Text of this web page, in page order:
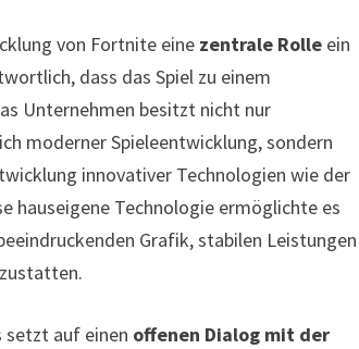
von Fortnite eine zentrale Rolle ein
dass das Spiel zu einem
Unternehmen besitzt nicht nur
moderner Spieleentwicklung, sondern
innovativer Technologien wie der
hauseigene Technologie ermöglichte es
Grafik, stabilen Leistungen
setzt auf einen offenen Dialog mit der